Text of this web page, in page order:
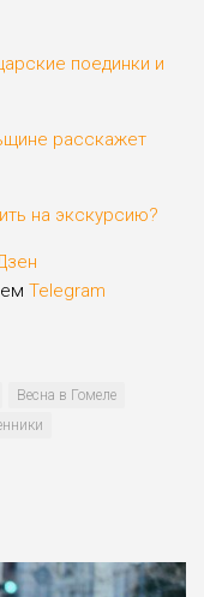
поединки и
расскажет
на экскурсию?
Telegram
Весна в Гомеле